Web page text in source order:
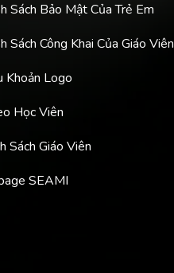
Sách Bảo Mật Của Trẻ Em
Sách Công Khai Của Giáo Viên
Khoản Logo
Học Viên
Sách Giáo Viên
SEAMI